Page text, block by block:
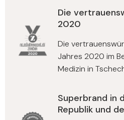
Die
2020
Die
Jahres 2020 im
Medizin in
Superbrand in
Republik und